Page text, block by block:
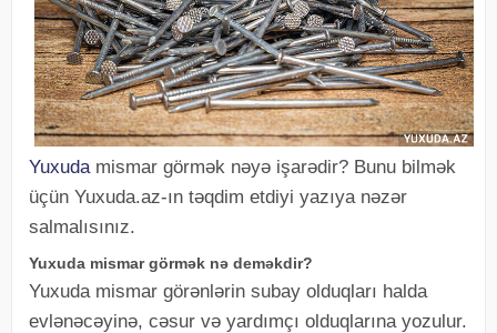
Yuxudamismar görmək nəyə işarədir? Bunu bilmək
üçün Yuxuda.az-ın təqdim etdiyi yazıya nəzər
salmalısınız.
Yuxuda mismar görmək nə deməkdir?
Yuxuda mismar görənlərin subay olduqları halda
evlənəcəyinə, cəsur və yardımçı olduqlarına yozulur.